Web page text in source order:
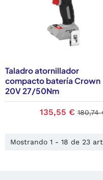
Taladro atornillador
compacto batería Crown
20V 27/50Nm
135,55 € 180,74
Mostrando 1 - 18 de 23